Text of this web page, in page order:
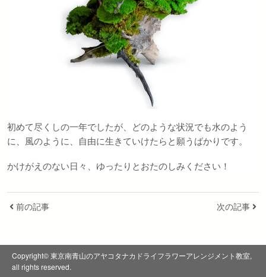
初めて尽くしの一年でしたが、どのような状況でも水のよう
に、風のように、自由に生きていけたらと願うばかりです。
かけがえのない日々、ゆったりとおたのしみください！
前の記事 次の記事
Copyright© 東京南青山のアヤコタナカドライフラワーアレンジメント教室,
all rights reserved.